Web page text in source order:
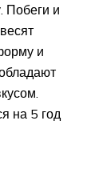
Побеги и
и
на 5 год